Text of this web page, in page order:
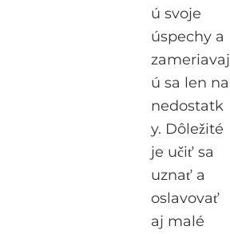
ú svoje
úspechy a
zameriavaj
ú sa len na
nedostatk
y. Dôležité
je učiť sa
uznať a
oslavovať
aj malé